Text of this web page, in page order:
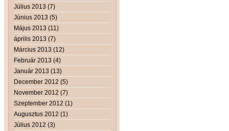
Július 2013 (7)
Június 2013 (5)
Május 2013 (11)
április 2013 (7)
Március 2013 (12)
Február 2013 (4)
Január 2013 (13)
December 2012 (5)
November 2012 (7)
Szeptember 2012 (1)
Augusztus 2012 (1)
Július 2012 (3)